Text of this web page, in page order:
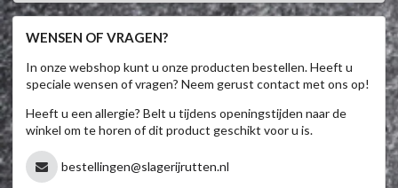
WENSEN OF VRAGEN?
In onze webshop kunt u onze producten bestellen. Heeft u
speciale wensen of vragen? Neem gerust contact met ons op!
Heeft u een allergie? Belt u tijdens openingstijden naar de
winkel om te horen of dit product geschikt voor u is.
bestellingen@slagerijrutten.nl